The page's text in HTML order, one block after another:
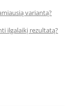
variantą?
ilgalaikį rezultatą?